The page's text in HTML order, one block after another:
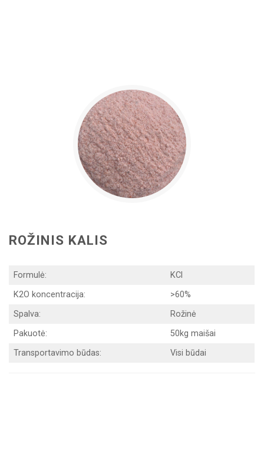
ROŽINIS KALIS
Formulė:
KCl
K2O koncentracija:
>60%
Spalva:
Rožinė
Pakuotė:
50kg maišai
Transportavimo būdas:
Visi būdai